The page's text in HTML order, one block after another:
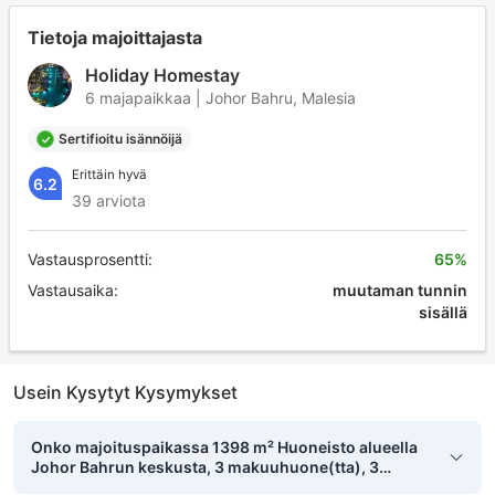
Tietoja majoittajasta
Holiday Homestay
6 majapaikkaa | Johor Bahru, Malesia
Sertifioitu isännöijä
6.2 Erittäin hyvä
39 arviota
Vastausprosentti:
Vastausaika:
65%
muutaman tunnin
sisällä
Usein Kysytyt Kysymykset
Onko majoituspaikassa 1398 m² Huoneisto alueella
Johor Bahrun keskusta, 3 makuuhuone(tta), 3